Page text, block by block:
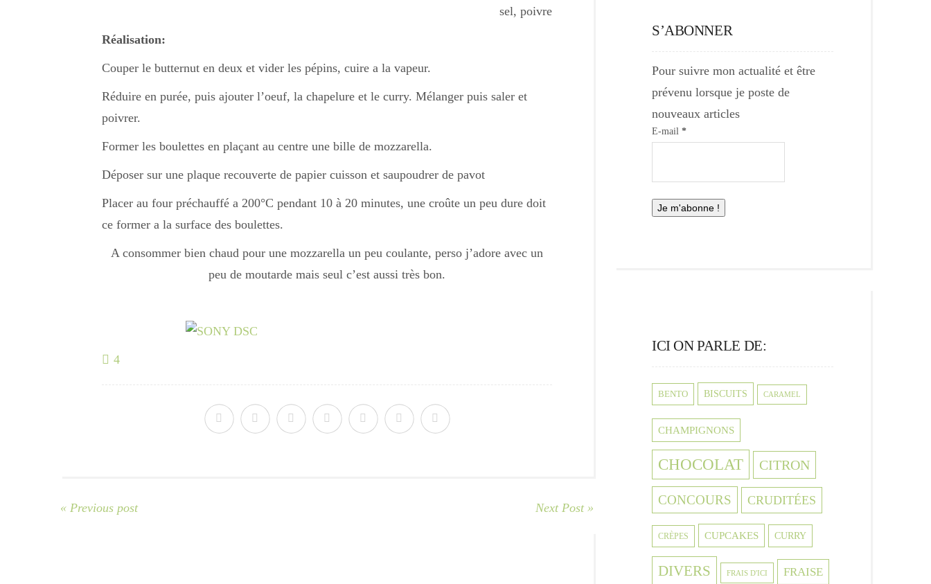
sel, poivre
Réalisation:
Couper le butternut en deux et vider les pépins, cuire a la vapeur.
Réduire en purée, puis ajouter l’oeuf, la chapelure et le curry. Mélanger puis saler et
poivrer.
Former les boulettes en plaçant au centre une bille de mozzarella.
Déposer sur une plaque recouverte de papier cuisson et saupoudrer de pavot
Placer au four préchauffé a 200°C pendant 10 à 20 minutes, une croûte un peu dure doit
ce former a la surface des boulettes.
A consommer bien chaud pour une mozzarella un peu coulante, perso j’adore avec un
peu de moutarde mais seul c’est aussi très bon.
4
« Previous post Next Post »
S’ABONNER
Pour suivre mon actualité et être
prévenu lorsque je poste de
nouveaux articles
E-mail *
ICI ON PARLE DE:
BENTO BISCUITS CARAMEL
CHAMPIGNONS
CHOCOLAT CITRON
CONCOURS CRUDITÉES
CRÈPES CUPCAKES CURRY
DIVERS FRAIS D'ICI FRAISE